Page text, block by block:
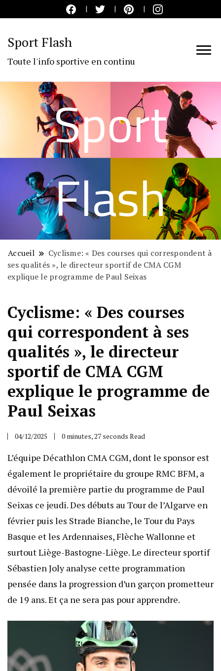
Sport Flash
Toute l'info sportive en continu
Sport
Flash
Accueil
Cyclisme: « Des courses qui correspondent à
ses qualités », le directeur sportif de CMA CGM
explique le programme de Paul Seixas
Cyclisme: « Des courses
qui correspondent à ses
qualités », le directeur
sportif de CMA CGM
explique le programme de
Paul Seixas
04/12/2025 0 minutes, 27 seconds Read
L’équipe Décathlon CMA CGM, dont le sponsor est
également le propriétaire du groupe RMC BFM, a
dévoilé la première partie du programme de Paul
Seixas ce jeudi. Des débuts au Tour de l’Algarve en
février puis les Strade Bianche, le Tour du Pays
Basque et les Ardennaises, Flèche Wallonne et
surtout Liège-Bastogne-Liège. Le directeur sportif
Sébastien Joly analyse cette programmation
pensée dans la progression d’un garçon prometteur
de 19 ans. Et ça ne sera pas pour apprendre.